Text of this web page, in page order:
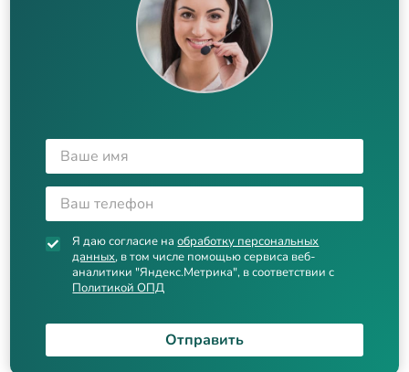
Я даю согласие наобработку персональных
данных, в том числе помощью сервиса веб-
аналитики "Яндекс.Метрика", в соответствии с
Политикой ОПД
Отправить